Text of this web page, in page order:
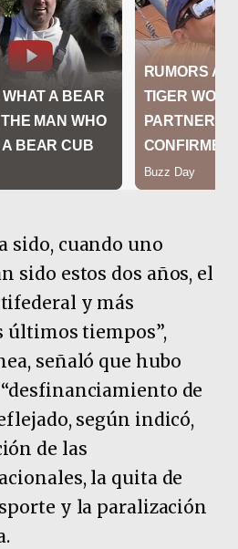
sido, cuando uno
sido estos dos años, el
y más
últimos tiempos”,
señaló que hubo
de
según indicó,
de las
la quita de
y la paralización